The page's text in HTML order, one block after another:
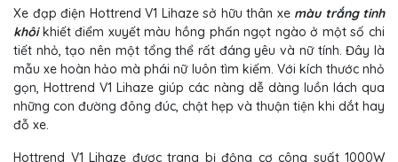
Xe đạp điện Hottrend V1 Lihaze sở hữu thân xemàu trắng tinh
khôikhiết điểm xuyết màu hồng phấn ngọt ngào ở một số chi
tiết nhỏ, tạo nên một tổng thể rất đáng yêu và nữ tính. Đây là
mẫu xe hoàn hảo mà phái nữ luôn tìm kiếm. Với kích thước nhỏ
gọn, Hottrend V1 Lihaze giúp các nàng dễ dàng luồn lách qua
những con đường đông đúc, chật hẹp và thuận tiện khi dắt hay
đỗ xe.
Hottrend V1 Lihaze được trang bị động cơ công suất 1000W